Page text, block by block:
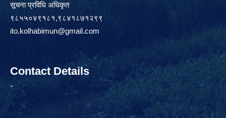
सूचना प्रविधि अधिकृत
९८५५०४९१८१,९८४१८७१२९९
ito.kolhabimun@gmail.com
Contact Details
-